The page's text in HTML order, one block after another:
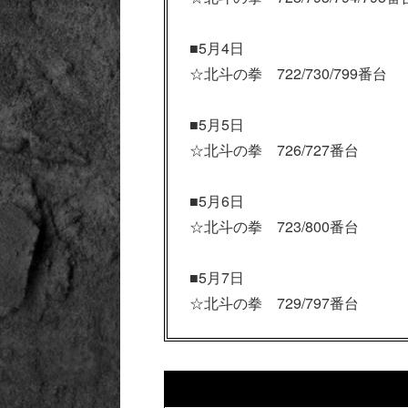
■5月4日
☆北斗の拳 722/730/799番台
■5月5日
☆北斗の拳 726/727番台
■5月6日
☆北斗の拳 723/800番台
■5月7日
☆北斗の拳 729/797番台